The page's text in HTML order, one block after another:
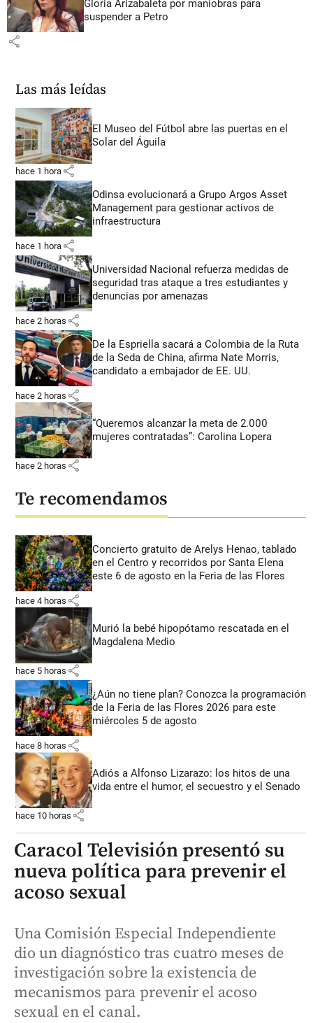
Gloria Arizabaleta por maniobras para
suspender a Petro
share
Las más leídas
El Museo del Fútbol abre las puertas en el
Solar del Águila
hace 1 hora share
Odinsa evolucionará a Grupo Argos Asset
Management para gestionar activos de
infraestructura
hace 1 hora share
Universidad Nacional refuerza medidas de
seguridad tras ataque a tres estudiantes y
denuncias por amenazas
hace 2 horas share
De la Espriella sacará a Colombia de la Ruta
de la Seda de China, afirma Nate Morris,
candidato a embajador de EE. UU.
hace 2 horas share
“Queremos alcanzar la meta de 2.000
mujeres contratadas”: Carolina Lopera
hace 2 horas share
Te recomendamos
Concierto gratuito de Arelys Henao, tablado
en el Centro y recorridos por Santa Elena
este 6 de agosto en la Feria de las Flores
hace 4 horas share
Murió la bebé hipopótamo rescatada en el
Magdalena Medio
hace 5 horas share
¿Aún no tiene plan? Conozca la programación
de la Feria de las Flores 2026 para este
miércoles 5 de agosto
hace 8 horas share
Adiós a Alfonso Lizarazo: los hitos de una
vida entre el humor, el secuestro y el Senado
hace 10 horas share
Caracol Televisión presentó su
nueva política para prevenir el
acoso sexual
Una Comisión Especial Independiente
dio un diagnóstico tras cuatro meses de
investigación sobre la existencia de
mecanismos para prevenir el acoso
sexual en el canal.